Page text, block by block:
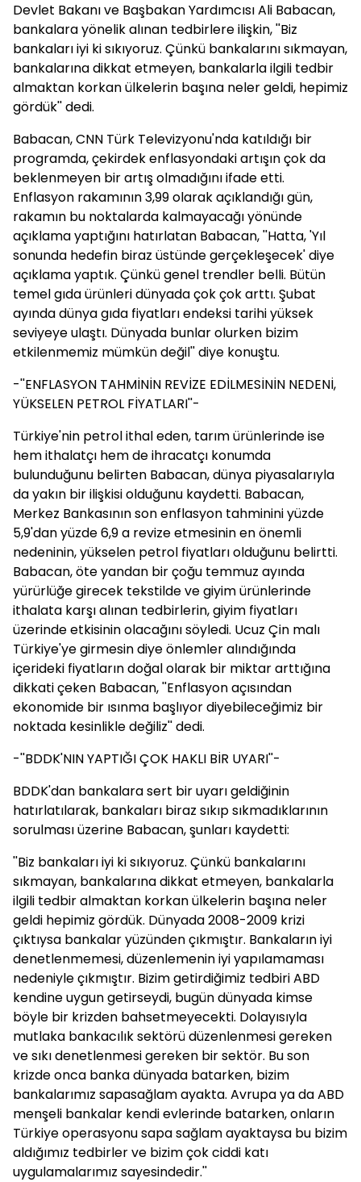
Devlet Bakanı ve Başbakan Yardımcısı Ali Babacan,
bankalara yönelik alınan tedbirlere ilişkin, ''Biz
bankaları iyi ki sıkıyoruz. Çünkü bankalarını sıkmayan,
bankalarına dikkat etmeyen, bankalarla ilgili tedbir
almaktan korkan ülkelerin başına neler geldi, hepimiz
gördük'' dedi.
Babacan, CNN Türk Televizyonu'nda katıldığı bir
programda, çekirdek enflasyondaki artışın çok da
beklenmeyen bir artış olmadığını ifade etti.
Enflasyon rakamının 3,99 olarak açıklandığı gün,
rakamın bu noktalarda kalmayacağı yönünde
açıklama yaptığını hatırlatan Babacan, ''Hatta, 'Yıl
sonunda hedefin biraz üstünde gerçekleşecek' diye
açıklama yaptık. Çünkü genel trendler belli. Bütün
temel gıda ürünleri dünyada çok çok arttı. Şubat
ayında dünya gıda fiyatları endeksi tarihi yüksek
seviyeye ulaştı. Dünyada bunlar olurken bizim
etkilenmemiz mümkün değil'' diye konuştu.
-''ENFLASYON TAHMİNİN REVİZE EDİLMESİNİN NEDENİ,
YÜKSELEN PETROL FİYATLARI''-
Türkiye'nin petrol ithal eden, tarım ürünlerinde ise
hem ithalatçı hem de ihracatçı konumda
bulunduğunu belirten Babacan, dünya piyasalarıyla
da yakın bir ilişkisi olduğunu kaydetti. Babacan,
Merkez Bankasının son enflasyon tahminini yüzde
5,9'dan yüzde 6,9 a revize etmesinin en önemli
nedeninin, yükselen petrol fiyatları olduğunu belirtti.
Babacan, öte yandan bir çoğu temmuz ayında
yürürlüğe girecek tekstilde ve giyim ürünlerinde
ithalata karşı alınan tedbirlerin, giyim fiyatları
üzerinde etkisinin olacağını söyledi. Ucuz Çin malı
Türkiye'ye girmesin diye önlemler alındığında
içerideki fiyatların doğal olarak bir miktar arttığına
dikkati çeken Babacan, ''Enflasyon açısından
ekonomide bir ısınma başlıyor diyebileceğimiz bir
noktada kesinlikle değiliz'' dedi.
-''BDDK'NIN YAPTIĞI ÇOK HAKLI BİR UYARI''-
BDDK'dan bankalara sert bir uyarı geldiğinin
hatırlatılarak, bankaları biraz sıkıp sıkmadıklarının
sorulması üzerine Babacan, şunları kaydetti:
''Biz bankaları iyi ki sıkıyoruz. Çünkü bankalarını
sıkmayan, bankalarına dikkat etmeyen, bankalarla
ilgili tedbir almaktan korkan ülkelerin başına neler
geldi hepimiz gördük. Dünyada 2008-2009 krizi
çıktıysa bankalar yüzünden çıkmıştır. Bankaların iyi
denetlenmemesi, düzenlemenin iyi yapılamaması
nedeniyle çıkmıştır. Bizim getirdiğimiz tedbiri ABD
kendine uygun getirseydi, bugün dünyada kimse
böyle bir krizden bahsetmeyecekti. Dolayısıyla
mutlaka bankacılık sektörü düzenlenmesi gereken
ve sıkı denetlenmesi gereken bir sektör. Bu son
krizde onca banka dünyada batarken, bizim
bankalarımız sapasağlam ayakta. Avrupa ya da ABD
menşeli bankalar kendi evlerinde batarken, onların
Türkiye operasyonu sapa sağlam ayaktaysa bu bizim
aldığımız tedbirler ve bizim çok ciddi katı
uygulamalarımız sayesindedir.''